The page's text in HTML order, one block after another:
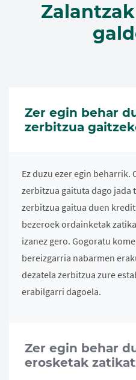
Zer egin behar
zerbitzua
Ez duzu ezer egin
zerbitzua gaituta dago jada
zerbitzua gaitua duen
bezeroek ordainketak
izanez gero. Gogoratu
bereizgarria nabarmen
dezatela zerbitzua zure
erabilgarri dagoela.
Zer egin behar
erosketak